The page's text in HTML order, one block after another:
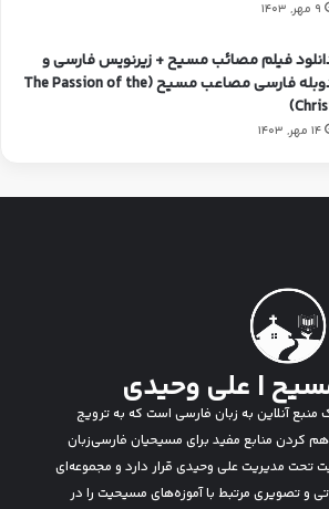
9 مهر, 1403
فیلم مصائب مسیح + زیرنویس فارسی و
دوبله فارسی مصاعب مسیح (The Passion of the
14 مهر, 1403
| علی وحیدی
آنلاین به زبان فارسی است که به ترویج
کردن منابع مفید برای مسیحیان فارسی‌زبان
تحت مدیریت علی وحیدی قرار دارد و مجموعه‌ای
و تصویری مرتبط با آموزه‌های مسیحیت را در